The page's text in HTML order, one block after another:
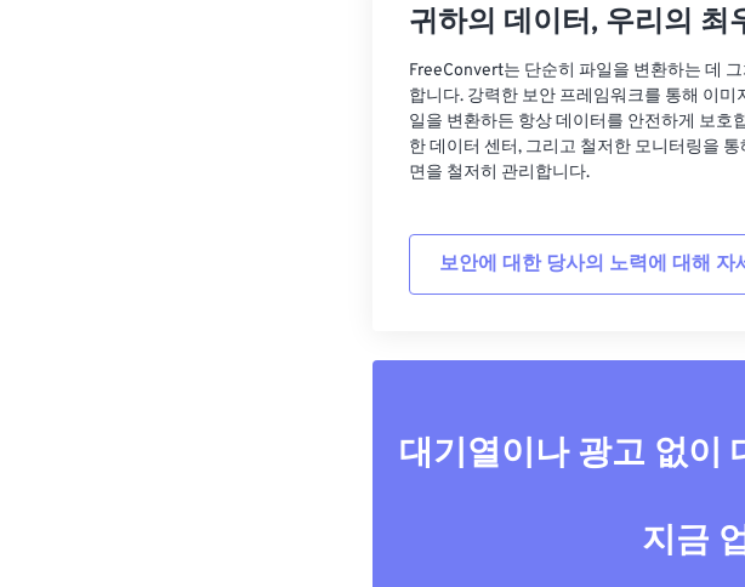
귀하의 데이터, 우리의 최
FreeConvert는 단순히 파일을 변환하는 데
합니다. 강력한 보안 프레임워크를 통해 이미
일을 변환하든 항상 데이터를 안전하게 보호
한 데이터 센터, 그리고 철저한 모니터링을
면을 철저히 관리합니다.
보안에 대한 당사의 노력에 대해 자
대기열이나 광고 없이
지금